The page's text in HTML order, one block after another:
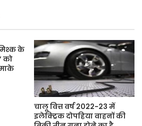
के
को
चालू वित्त वर्ष 2022-23 में
इलेक्ट्रिक दोपहिया वाहनों की